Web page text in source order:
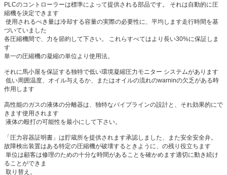
PLCのコントローラーは標準によって提供される部品です。 それは自動的に圧
縮機を決定できます
使用されるべき量は冷却する容量の実際の必要性に、平均します走行時間を基
づいていました
各圧縮機間で、力を節約して下さい。 これらすべてはより長い30%に保証しま
す
単一の圧縮機の凝縮の単位より使用法。
それに馬小屋を保証する独特で低い環境凝縮圧力モニター システムがあります
低い周囲温度、オイル与えるか、またはオイルの流れのwarninの欠乏がある時
作用します
高性能のガスの液体の分離器は、独特なパイプラインの設計と、それ効果的にで
きます使用されます
液体の殴打の可能性を最小にして下さい。
「圧力容器証明書」は貯蔵所を提供されます承認しました、また安全安全弁。
故障検出装置はある特定の圧縮機が破壊するときように、の残り役立ちます
単位は顧客は修理のための十分な時間があることを確かめます適切に動き続け
ることができま
取り替え。